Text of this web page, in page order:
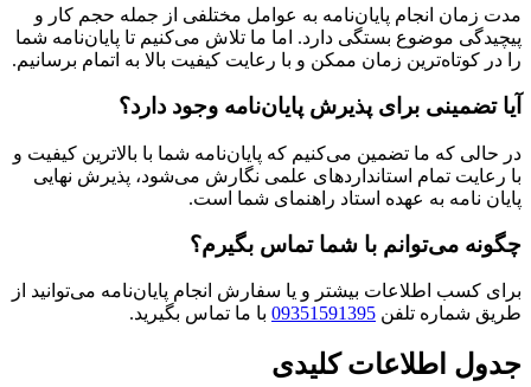
مدت زمان انجام پایان‌نامه به عوامل مختلفی از جمله حجم کار و
پیچیدگی موضوع بستگی دارد. اما ما تلاش می‌کنیم تا پایان‌نامه شما
را در کوتاه‌ترین زمان ممکن و با رعایت کیفیت بالا به اتمام برسانیم.
آیا تضمینی برای پذیرش پایان‌نامه وجود دارد؟
در حالی که ما تضمین می‌کنیم که پایان‌نامه شما با بالاترین کیفیت و
با رعایت تمام استانداردهای علمی نگارش می‌شود، پذیرش نهایی
پایان نامه به عهده استاد راهنمای شما است.
چگونه می‌توانم با شما تماس بگیرم؟
برای کسب اطلاعات بیشتر و یا سفارش انجام پایان‌نامه می‌توانید از
طریق شماره تلفن 09351591395 با ما تماس بگیرید.
جدول اطلاعات کلیدی